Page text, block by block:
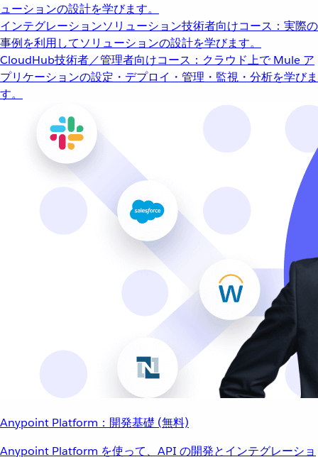
ューションの設計を学びます。
インテグレーションソリューション技術者向けコース：実際の
事例を利用してソリューションの設計を学びます。
CloudHub技術者／管理者向けコース：クラウド上で Mule ア
プリケーションの設定・デプロイ・管理・監視・分析を学びま
す。
Anypoint Platform：開発基礎 (無料)
Anypoint Platform を使って、API の開発とインテグレーショ